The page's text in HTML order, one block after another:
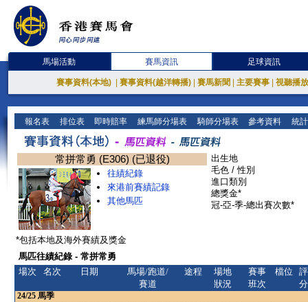
馬場活動 賽馬資訊 足球資訊
賽事資料(本地) 賽事資料(越洋轉播) 賽馬新聞 主要賽事 視聽播
報名表 排位表 即時賠率 練馬師分場表 騎師分場表 參考資料 統
常拼常勇 (E306) (已退役)
往績紀錄
來港前賽績記錄
其他馬匹
出生地
毛色 / 性別
進口類別
總獎金*
冠-亞-季-總出賽次數*
*包括本地及海外賽績及獎金
馬匹往績紀錄 - 常拼常勇
場次
名次 日期
馬場/跑道/
賽道
途程
場地
狀況
賽事
班次
檔位
評
分
24/25 馬季